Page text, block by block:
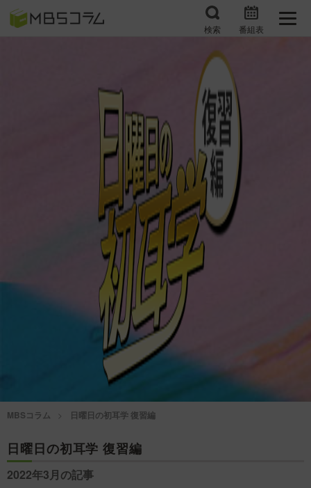
検索 番組表
エンタメMBS
3分で読める！『ザ・リー
ダー』たちの泣き笑い
もう一度楽しむプレバト
サタプラ ～気になる情
所さんお届けモノです！
の気になるトコロ
月曜の蛙、大海を知る。
マニアックでメカニカル
そしてＭＢＳ的なＭなス
何が起こるかホンマにわ
からん！？「ごぶごぶ」の
トリセツ
レストランだけじゃない
「水野真紀の魔法のレスト
ラン」
痛快！明石家電視台に、
エエ話はいらんねん！
読める！「生！池上彰×山
MBSコラム 日曜日の初耳学 復習編
日曜日の初耳学 復習編
2022年3月の記事